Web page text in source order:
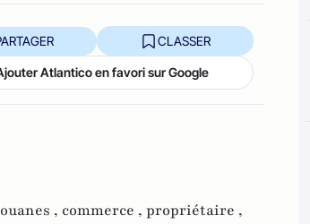
CLASSER
Atlantico en favori sur Google
, commerce , propriétaire ,